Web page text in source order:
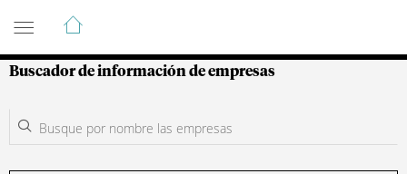
Guía de Empresas Colombianas
Buscador de información de empresas